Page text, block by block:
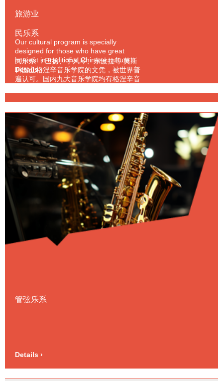
旅游业
Our cultural program is specially
designed for those who have great
interest in traditional Chinese culture
and want to learn more about the world
around them. Out of the rich and ample
the most representative ones an
Details ›
民乐系
民乐系 ：巴扬、手风琴、东波拉等 莫斯
科国立格涅辛音乐学院的文凭，被世界普
遍认可。国内九大音乐学院均有格涅辛音
制2年的音乐学院）。格涅辛毕业人才在
国内落地生根，如中国音乐学院、山东音
乐学院、沈阳音乐学院、上海音乐学院、
天 津音乐学院及广 州星海音乐学院 等老
师，均有格 涅辛毕业的学生。
管弦乐系
Details ›